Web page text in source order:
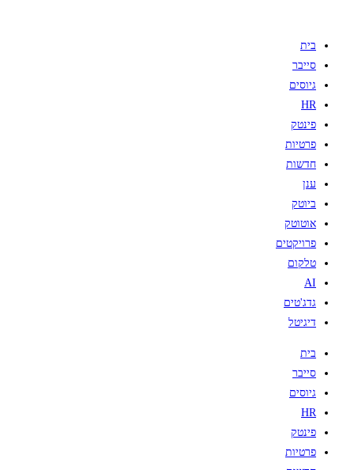
בית
סייבר
גיוסים
HR
פינטק
פרטיות
חדשות
ענן
ביוטק
אוטוטק
פרויקטים
טלקום
AI
גדג'טים
דיגיטל
בית
סייבר
גיוסים
HR
פינטק
פרטיות